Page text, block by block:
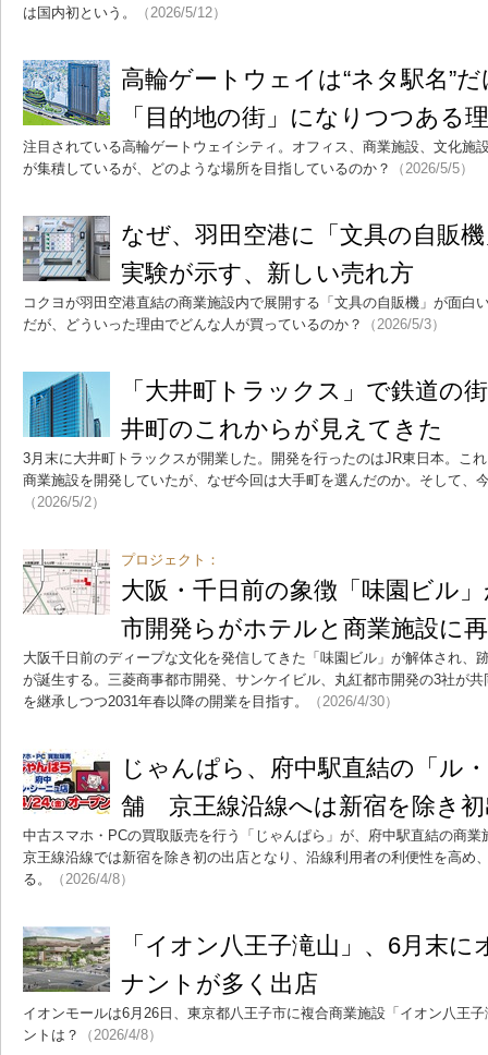
は国内初という。
（2026/5/12）
高輪ゲートウェイは“ネタ駅名”
「目的地の街」になりつつある
注目されている高輪ゲートウェイシティ。オフィス、商業施設、文化施
が集積しているが、どのような場所を目指しているのか？
（2026/5/5）
なぜ、羽田空港に「文具の自販
実験が示す、新しい売れ方
コクヨが羽田空港直結の商業施設内で展開する「文具の自販機」が面白
だが、どういった理由でどんな人が買っているのか？
（2026/5/3）
「大井町トラックス」で鉄道
井町のこれからが見えてきた
3月末に大井町トラックスが開業した。開発を行ったのはJR東日本。こ
商業施設を開発していたが、なぜ今回は大手町を選んだのか。そして、
（2026/5/2）
プロジェクト：
大阪・千日前の象徴「味園ビル
市開発らがホテルと商業施設に
大阪千日前のディープな文化を発信してきた「味園ビル」が解体され、
が誕生する。三菱商事都市開発、サンケイビル、丸紅都市開発の3社が
を継承しつつ2031年春以降の開業を目指す。
（2026/4/30）
じゃんぱら、府中駅直結の「ル
舗 京王線沿線へは新宿を除き初
中古スマホ・PCの買取販売を行う「じゃんぱら」が、府中駅直結の商
京王線沿線では新宿を除き初の出店となり、沿線利用者の利便性を高め
る。
（2026/4/8）
「イオン八王子滝山」、6月末
ナントが多く出店
イオンモールは6月26日、東京都八王子市に複合商業施設「イオン八王
ントは？
（2026/4/8）